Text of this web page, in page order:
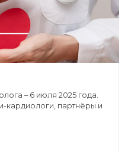
– 6 июля 2025 года.
кардиологи, партнёры и